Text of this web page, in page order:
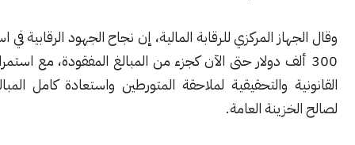
المركزي للرقابة المالية، إن نجاح الجهود الرقابية في استرداد مبلغ
ألف دولار حتى الآن كجزء من المبالغ المفقودة، مع استمرار الإجراءات
والتحقيقية لملاحقة المتورطين واستعادة كامل المبالغ المتبقية
العامة.